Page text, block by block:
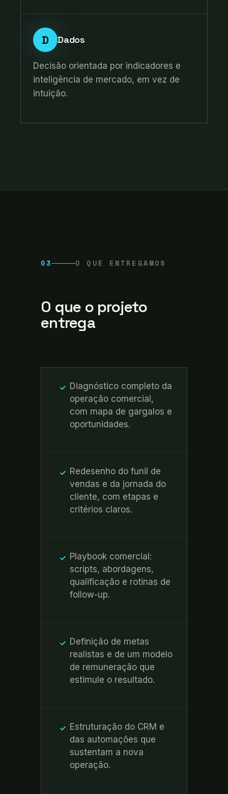
D Dados
Decisão orientada por indicadores e
inteligência de mercado, em vez de
intuição.
03 O QUE ENTREGAMOS
O que o projeto
entrega
Diagnóstico completo da
operação comercial,
com mapa de gargalos e
oportunidades.
Redesenho do funil de
vendas e da jornada do
cliente, com etapas e
critérios claros.
Playbook comercial:
scripts, abordagens,
qualificação e rotinas de
follow-up.
Definição de metas
realistas e de um modelo
de remuneração que
estimule o resultado.
Estruturação do CRM e
das automações que
sustentam a nova
operação.